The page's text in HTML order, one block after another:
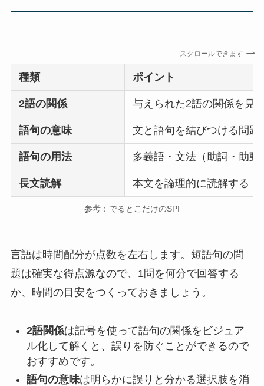
スクロールできます
種類 ポイント
2語の関係 与えられた2語の関係を見
語句の意味 文と語句を結びつける問題
語句の用法 多義語・文法（助詞・助動
長文読解 本文を論理的に読解する
参考：でるとこだけのSPI
言語は時間配分が点数を左右します。短語句の問
題は確実な得点源なので、1問を何分で回答する
か、時間の目安をつくっておきましょう。
2語関係は記号を使って語句の関係をビジュア
ル化して解くと、誤りを防ぐことができるので
おすすめです。
語句の意味は明らかに誤りと分かる選択肢を消